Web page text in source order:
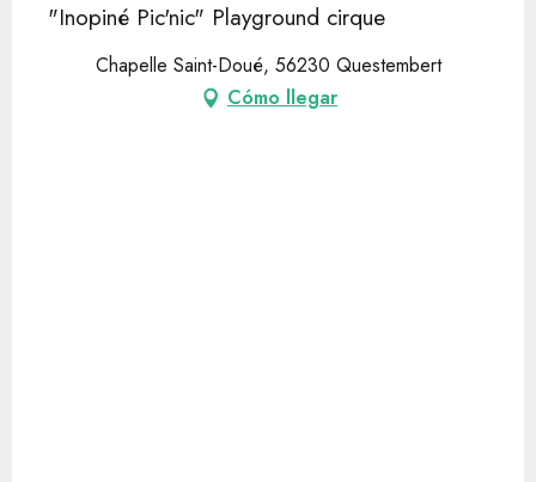
"Inopiné Pic'nic" Playground cirque
Chapelle Saint-Doué, 56230 Questembert
Cómo llegar